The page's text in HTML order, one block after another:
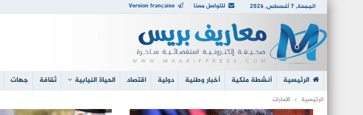
الجمعة, 7 أغسطس, 2026 للتواصل معنا Version française
الرئيسية أنشطة ملكية أخبار وطنية دولية اقتصاد الحياة النيابية ثقافة جهات
الرئيسية الامارات